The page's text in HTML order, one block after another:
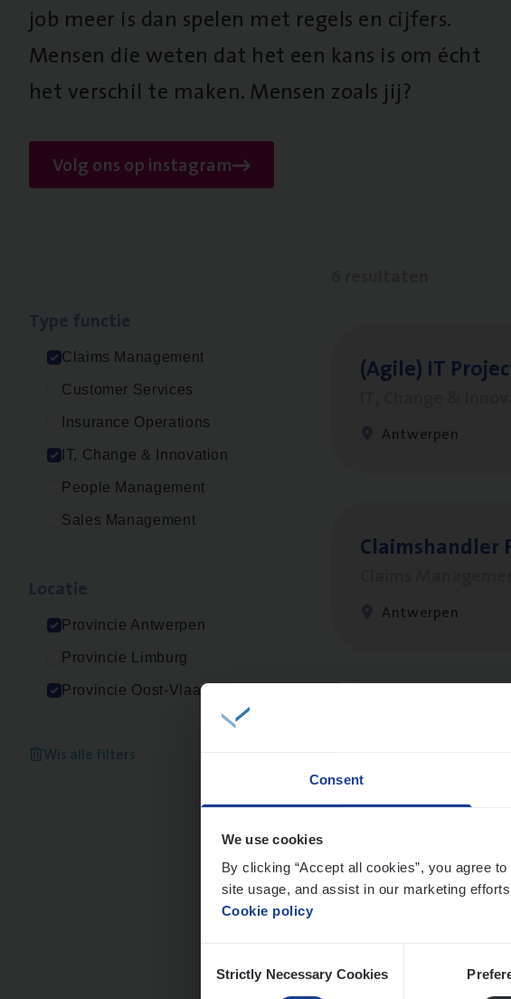
Consent
We use cookies
By clicking “Accept all cookies”, you agree
site usage, and assist in our marketing
Cookie policy
Selection
Strictly Necessary Cookies
job meer is dan spelen met regels en cijfers.
Mensen die weten dat het een kans is om écht
het verschil te maken. Mensen zoals jij?
Volg ons op instagram
Claims Management
Customer Services
Insurance Operations
IT, Change & Innovation
People Management
Sales Management
Provincie Antwerpen
Provincie Limburg
Provincie Oost-Vlaanderen
Wis alle filters
(Agi­le) IT
Antwerpen
Claims­hand­ler
Antwerpen
Scha­de Expert
Antwerpen